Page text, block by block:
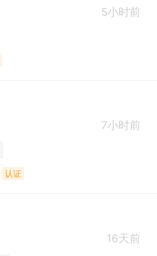
5小时前
7小时前
认证
16天前